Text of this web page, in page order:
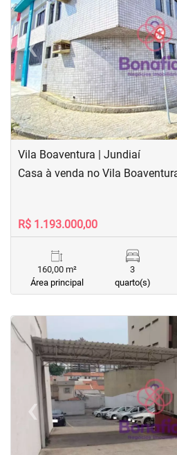
‹Previous
Vila Boaventura | Jundiaí
Casa à venda no Vila
R$ 1.193.000,00
160,00 m²
Área principal
3
quarto(s)
< <
‹
Previous